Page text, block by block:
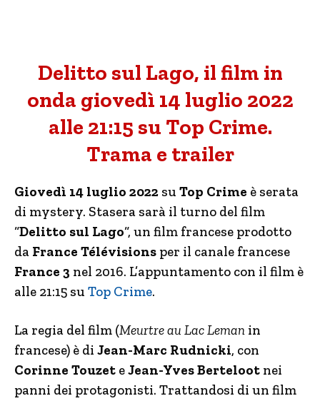
Delitto sul Lago, il film in
onda giovedì 14 luglio 2022
alle 21:15 su Top Crime.
Trama e trailer
Giovedì 14 luglio 2022 su Top Crime è serata
di mystery. Stasera sarà il turno del film
“Delitto sul Lago“, un film francese prodotto
da France Télévisions per il canale francese
France 3 nel 2016. L’appuntamento con il film è
alle 21:15 su Top Crime.
La regia del film (Meurtre au Lac Leman in
francese) è di Jean-Marc Rudnicki, con
Corinne Touzet eJean-Yves Berteloot nei
panni dei protagonisti. Trattandosi di un film